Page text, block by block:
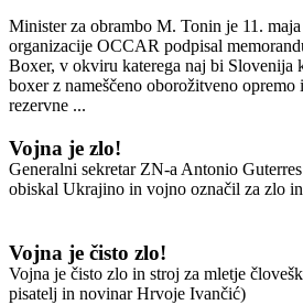
Minister za obrambo M. Tonin je 11.
organizacije OCCAR podpisal
Boxer, v okviru katerega naj bi
boxer z nameščeno oborožitveno
rezervne ...
Vojna je zlo!
Generalni sekretar ZN-a Antonio
obiskal Ukrajino in vojno označil za zlo
Vojna je čisto zlo!
Vojna je čisto zlo in stroj za mletje
pisatelj in novinar Hrvoje Ivančić)